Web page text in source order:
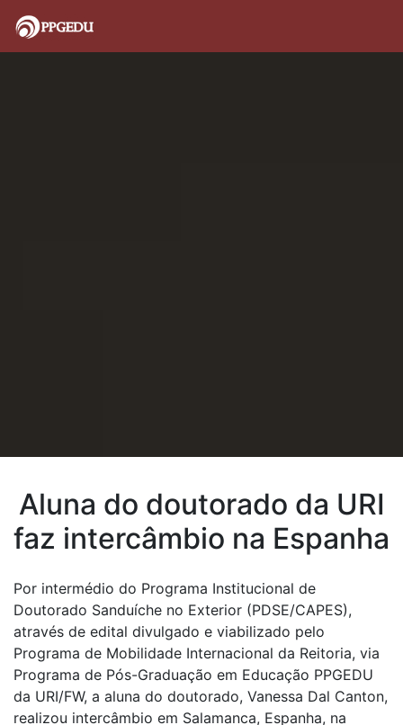
Aluna do doutorado da URI
faz intercâmbio na Espanha
Por intermédio do Programa Institucional de
Doutorado Sanduíche no Exterior (PDSE/CAPES),
através de edital divulgado e viabilizado pelo
Programa de Mobilidade Internacional da Reitoria, via
Programa de Pós-Graduação em Educação PPGEDU
da URI/FW, a aluna do doutorado, Vanessa Dal Canton,
realizou intercâmbio em Salamanca, Espanha, na